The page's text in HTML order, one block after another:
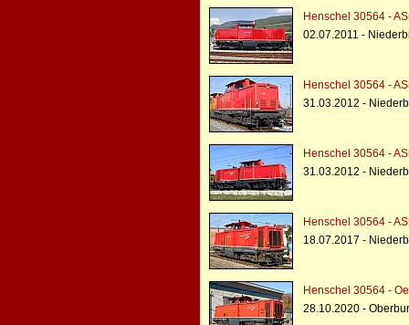
Henschel 30564 -
02.07.2011 -
Henschel 30564 -
31.03.2012 -
Henschel 30564 -
31.03.2012 -
Henschel 30564 -
18.07.2017 -
Henschel 30564 -
28.10.2020 -